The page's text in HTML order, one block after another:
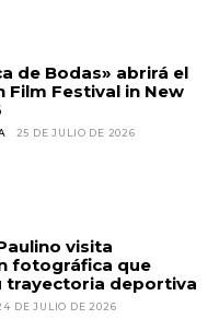
de Bodas» abrirá el
Film Festival in New
25 DE JULIO DE 2026
visita
fotográfica que
trayectoria deportiva
DE JULIO DE 2026